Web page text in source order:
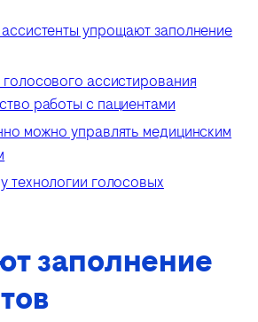
упрощают заполнение
голосового ассистирования
работы с пациентами
можно управлять медицинским
технологии голосовых
заполнение